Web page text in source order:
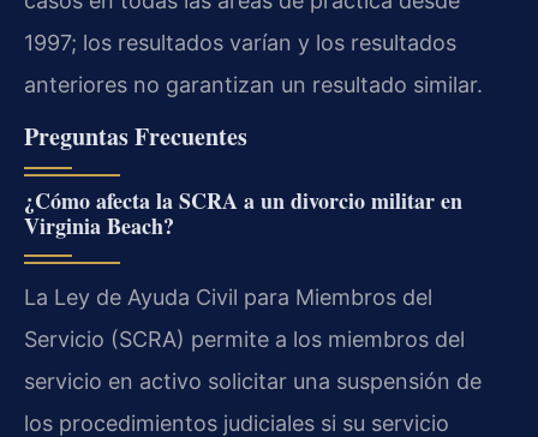
1997; los resultados varían y los resultados
anteriores no garantizan un resultado similar.
Preguntas Frecuentes
¿Cómo afecta la SCRA a un divorcio militar en
Virginia Beach?
La Ley de Ayuda Civil para Miembros del
Servicio (SCRA) permite a los miembros del
servicio en activo solicitar una suspensión de
los procedimientos judiciales si su servicio